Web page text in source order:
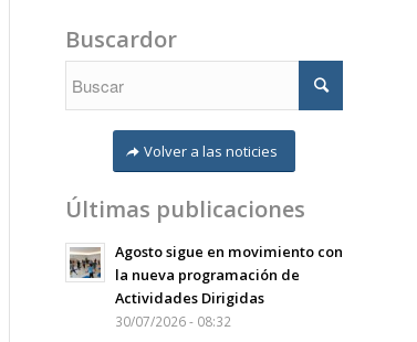
Buscardor
Volver a las noticies
Últimas publicaciones
Agosto sigue en movimiento con
la nueva programación de
Actividades Dirigidas
30/07/2026 - 08:32